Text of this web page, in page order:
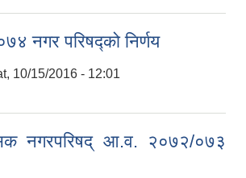
नगर परिषद्को निर्णय
10/15/2016 - 12:01
नगरपरिषद् आ.व. २०७२/०७३